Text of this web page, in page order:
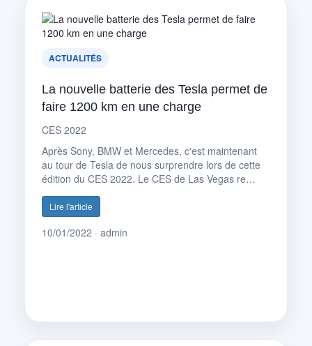
ACTUALITÉS
La nouvelle batterie des Tesla permet de
faire 1200 km en une charge
CES 2022
Après Sony, BMW et Mercedes, c'est maintenant
au tour de Tesla de nous surprendre lors de cette
édition du CES 2022. Le CES de Las Vegas re…
Lire l'article
10/01/2022 · admin